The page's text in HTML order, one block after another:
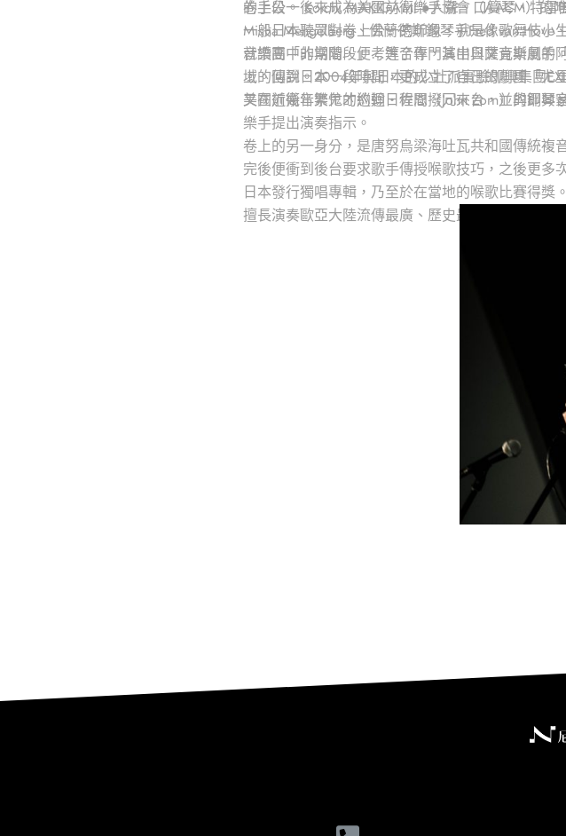
的手段。後來成為美國前衛樂手協會（AACM）的
Misha Mengelberg、佛蘭德斯鋼琴手Fred van
音樂團「非常階段」…等合作，其中與薩克斯風手
上的傳說。2004年與日本的少壯派實驗即興集團
又在近幾年繁忙的巡迴日程間撥冗來台，並與鋼琴
卷上公一 Koichi MAKIGAMI ●人聲、口簧琴、特雷
一般日本聽眾對卷上公一的印象，就是像歌舞伎小
就讀高中的期間，便考進了專門演出日文音樂劇的
域。回到日本一段時間，更成立了自己的劇團「尤
美國前衛音樂鬼才約翰‧佐恩（John Zorn）的即興
樂手提出演奏指示。
卷上的另一身分，是唐努烏梁海吐瓦共和國傳統複
完後便衝到後台要求歌手傳授喉歌技巧，之後更多
日本發行獨唱專輯，乃至於在當地的喉歌比賽得
擅長演奏歐亞大陸流傳最廣、歷史最久的樂器「口